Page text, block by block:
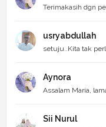
Terimakasih dgn
usryabdullah
setuju..Kita tak
Aynora
Assalam Maria,
Sii Nurul